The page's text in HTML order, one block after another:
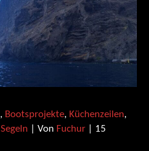
, Bootsprojekte, Küchenzeilen,
Segeln | Von Fuchur
15